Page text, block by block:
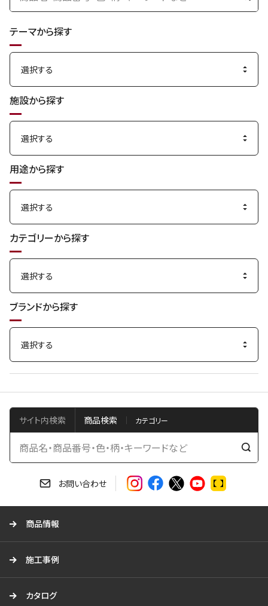
検
テーマから探す
施設から探す
用途から探す
カテゴリーから探す
ブランドから探す
サイト内検索 商品検索
検
お問い合わせ
商品情報
施工事例
カタログ